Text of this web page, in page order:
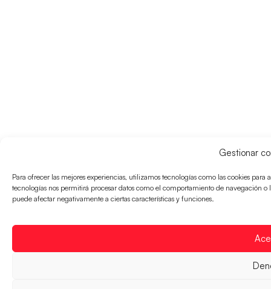
Gestionar
Para ofrecer las mejores experiencias, utilizamos tecnologías como las cookies
tecnologías nos permitirá procesar datos como el comportamiento de navegación
puede afectar negativamente a ciertas características y funciones.